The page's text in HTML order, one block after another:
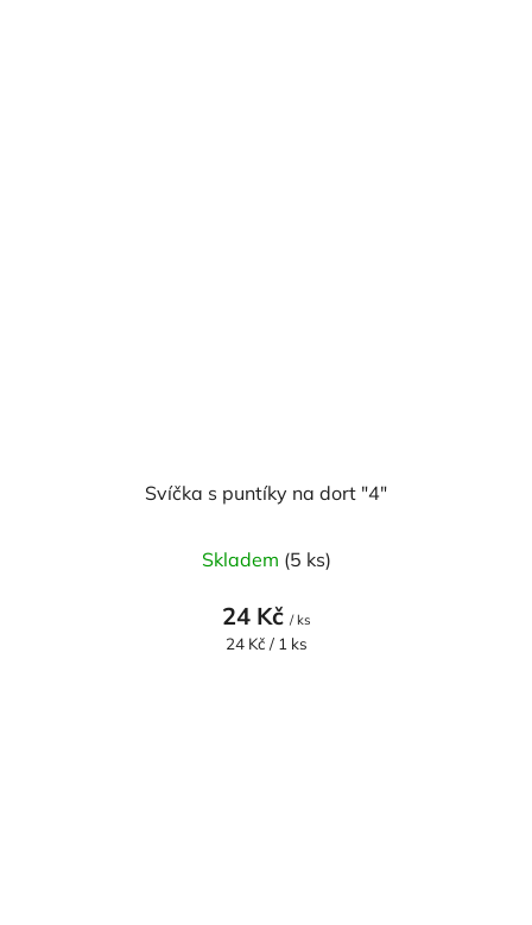
Svíčka s puntíky na dort "4"
Skladem (5 ks)
24 Kč / ks
Měrná
24 Kč / 1 ks